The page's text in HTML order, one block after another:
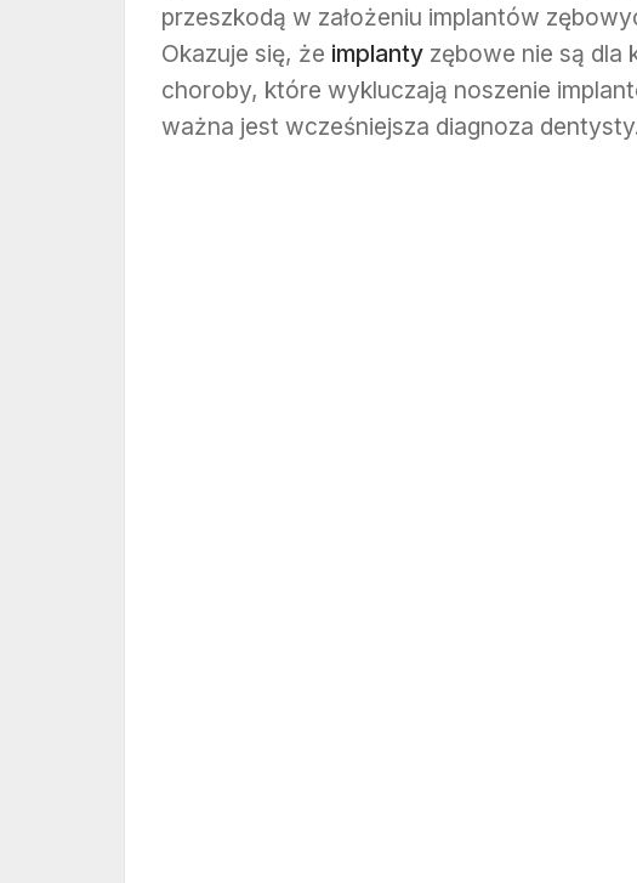
przeszkodą w założeniu implantów
Okazuje się, że implanty zębowe nie są dla
choroby, które wykluczają noszenie
ważna jest wcześniejsza diagnoza